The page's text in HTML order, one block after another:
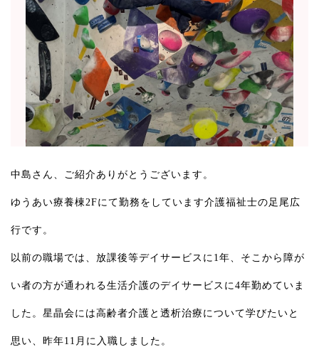
中島さん、ご紹介ありがとうございます。
ゆうあい療養棟2Fにて勤務をしています介護福祉士の足尾広
行です。
以前の職場では、放課後等デイサービスに1年、そこから障が
い者の方が通われる生活介護のデイサービスに4年勤めていま
した。星晶会には高齢者介護と透析治療について学びたいと
思い、昨年11月に入職しました。